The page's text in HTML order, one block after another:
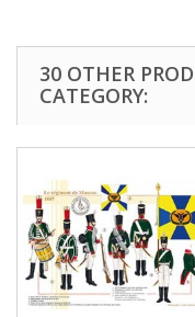
30 OTHER
CATEGORY: